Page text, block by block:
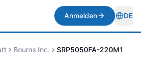
Anmelden DE
Bourns Inc. SRP5050FA-220M1